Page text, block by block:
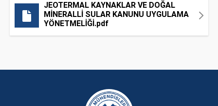
JEOTERMAL KAYNAKLAR VE DOĞAL
MİNERALLİ SULAR KANUNU UYGULAMA
YÖNETMELİĞİ.pdf